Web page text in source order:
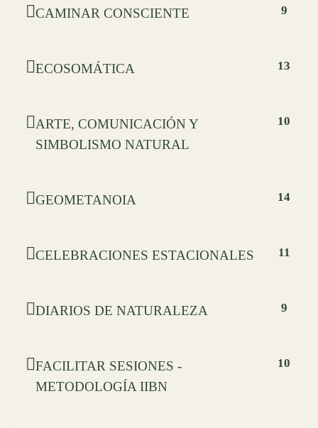
CAMINAR CONSCIENTE 9
ECOSOMÁTICA 13
ARTE, COMUNICACIÓN Y
SIMBOLISMO NATURAL
10
GEOMETANOIA 14
CELEBRACIONES ESTACIONALES 11
DIARIOS DE NATURALEZA 9
FACILITAR SESIONES -
METODOLOGÍA IIBN
10